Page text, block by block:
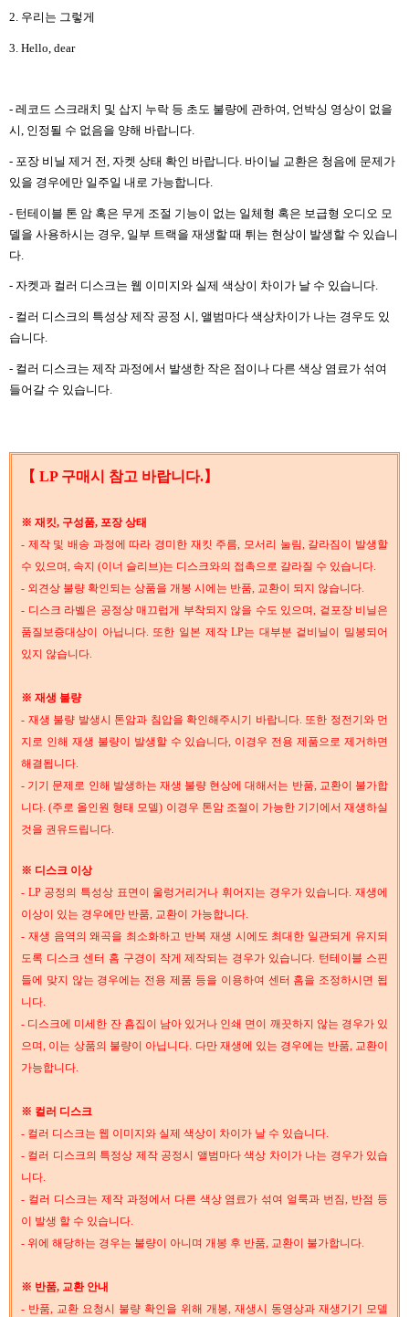
2. 우리는 그렇게
3. Hello, dear
- 레코드 스크래치 및 삽지 누락 등 초도 불량에 관하여, 언박싱 영상이 없을
시, 인정될 수 없음을 양해 바랍니다.
- 포장 비닐 제거 전, 자켓 상태 확인 바랍니다. 바이닐 교환은 청음에 문제가
있을 경우에만 일주일 내로 가능합니다.
- 턴테이블 톤 암 혹은 무게 조절 기능이 없는 일체형 혹은 보급형 오디오 모
델을 사용하시는 경우 일부 트랙을 재생할 때 튀는 현상이 발생할 수 있습니
다
- 자켓과 컬러 디스크는 웹 이미지와 실제 색상이 차이가 날 수 있습니다.
- 컬러 디스크의 특성상 제작 공정 시, 앨범마다 색상차이가 나는 경우도 있
습니다.
- 컬러 디스크는 제작 과정에서 발생한 작은 점이나 다른 색상 염료가 섞여
들어갈 수 있습니다
【 LP 구매시 참고 바랍니다.】
※ 재킷, 구성품, 포장 상태
- 제작 및 배송 과정에 따라 경미한 재킷 주름, 모서리 눌림, 갈라짐이 발생할
수 있으며, 속지 (이너 슬리브)는 디스크와의 접촉으로 갈라질 수 있습니다.
- 외견상 불량 확인되는 상품을 개봉 시에는 반품, 교환이 되지 않습니다.
- 디스크 라벨은 공정상 매끄럽게 부착되지 않을 수도 있으며, 겉포장 비닐은
품질보증대상이 아닙니다. 또한 일본 제작 LP는 대부분 겉비닐이 밀봉되어
있지 않습니다.
※ 재생 불량
- 재생 불량 발생시 톤암과 침압을 확인해주시기 바랍니다. 또한 정전기와 먼
지로 인해 재생 불량이 발생할 수 있습니다, 이경우 전용 제품으로 제거하면
해결됩니다.
- 기기 문제로 인해 발생하는 재생 불량 현상에 대해서는 반품, 교환이 불가합
니다. (주로 올인원 형태 모델) 이경우 톤암 조절이 가능한 기기에서 재생하실
것을 권유드립니다.
※ 디스크 이상
- LP 공정의 특성상 표면이 울렁거리거나 휘어지는 경우가 있습니다. 재생에
이상이 있는 경우에만 반품, 교환이 가능합니다.
- 재생 음역의 왜곡을 최소화하고 반복 재생 시에도 최대한 일관되게 유지되
도록 디스크 센터 홈 구경이 작게 제작되는 경우가 있습니다. 턴테이블 스핀
들에 맞지 않는 경우에는 전용 제품 등을 이용하여 센터 홈을 조정하시면 됩
니다.
- 디스크에 미세한 잔 흠집이 남아 있거나 인쇄 면이 깨끗하지 않는 경우가 있
으며, 이는 상품의 불량이 아닙니다. 다만 재생에 있는 경우에는 반품, 교환이
가능합니다.
※ 컬러 디스크
- 컬러 디스크는 웹 이미지와 실제 색상이 차이가 날 수 있습니다.
- 컬러 디스크의 특정상 제작 공정시 앨범마다 색상 차이가 나는 경우가 있습
니다.
- 컬러 디스크는 제작 과정에서 다른 색상 염료가 섞여 얼룩과 번짐, 반점 등
이 발생 할 수 있습니다.
- 위에 해당하는 경우는 불량이 아니며 개봉 후 반품, 교환이 불가합니다.
※ 반품, 교환 안내
- 반품, 교환 요청시 불량 확인을 위해 개봉, 재생시 동영상과 재생기기 모델